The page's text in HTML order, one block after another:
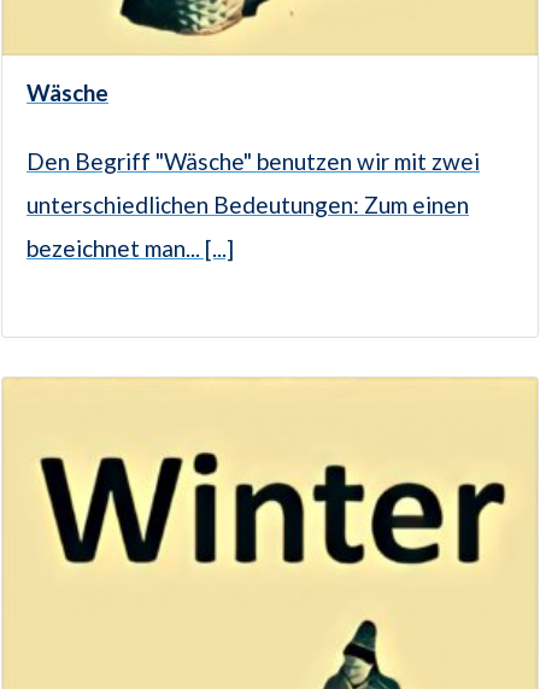
Wäsche
Den Begriff "Wäsche" benutzen wir mit zwei
unterschiedlichen Bedeutungen: Zum einen
bezeichnet man... [...]